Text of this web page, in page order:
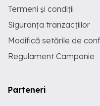
Termeni și condiții
Siguranța tranzacțiilor
Modifică setările de
Regulament Campanie
Parteneri